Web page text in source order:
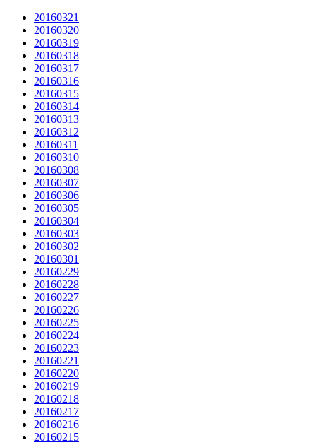
20160321
20160320
20160319
20160318
20160317
20160316
20160315
20160314
20160313
20160312
20160311
20160310
20160308
20160307
20160306
20160305
20160304
20160303
20160302
20160301
20160229
20160228
20160227
20160226
20160225
20160224
20160223
20160221
20160220
20160219
20160218
20160217
20160216
20160215